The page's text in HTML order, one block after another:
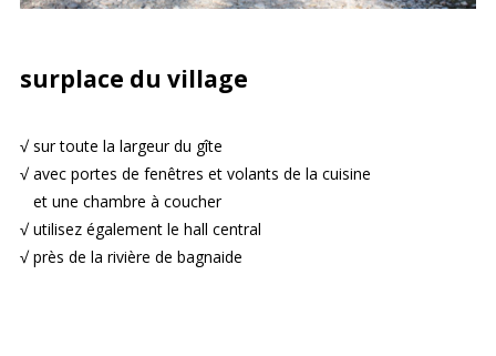
surplace du village
√ sur toute la largeur du gîte
√ avec portes de fenêtres et volants de la cuisine
et une chambre à coucher
√ utilisez également le hall central
√ près de la rivière de bagnaide